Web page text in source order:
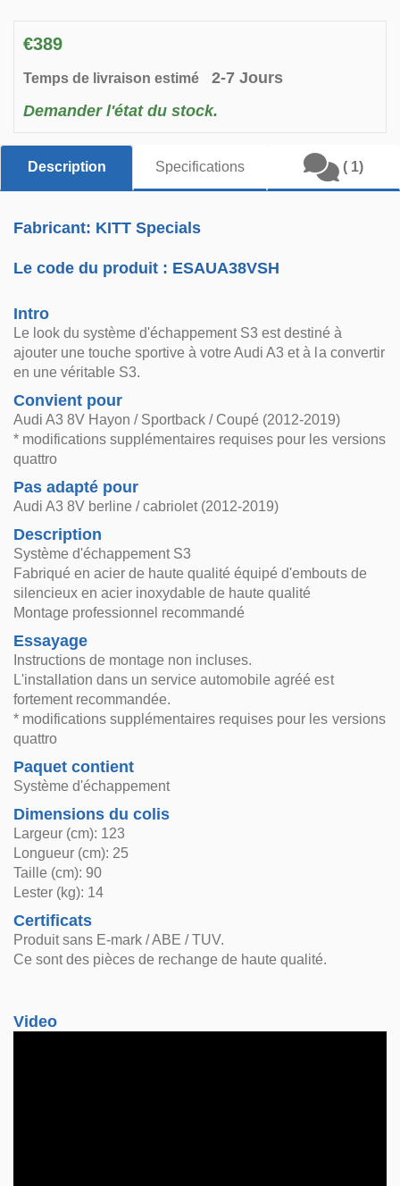
€389
Temps de livraison estimé
2-7 Jours
Demander l'état du stock.
Description Specifications ( 1)
Fabricant: KITT Specials
Le code du produit : ESAUA38VSH
Intro
Le look du système d'échappement S3 est destiné à
ajouter une touche sportive à votre Audi A3 et à la convertir
en une véritable S3.
Convient pour
Audi A3 8V Hayon / Sportback / Coupé (2012-2019)
* modifications supplémentaires requises pour les versions
quattro
Pas adapté pour
Audi A3 8V berline / cabriolet (2012-2019)
Description
Système d'échappement S3
Fabriqué en acier de haute qualité équipé d'embouts de
silencieux en acier inoxydable de haute qualité
Montage professionnel recommandé
Essayage
Instructions de montage non incluses.
L'installation dans un service automobile agréé est
fortement recommandée.
* modifications supplémentaires requises pour les versions
quattro
Paquet contient
Système d'échappement
Dimensions du colis
Largeur (cm): 123
Longueur (cm): 25
Taille (cm): 90
Lester (kg): 14
Certificats
Produit sans E-mark / ABE / TUV.
Ce sont des pièces de rechange de haute qualité.
Video